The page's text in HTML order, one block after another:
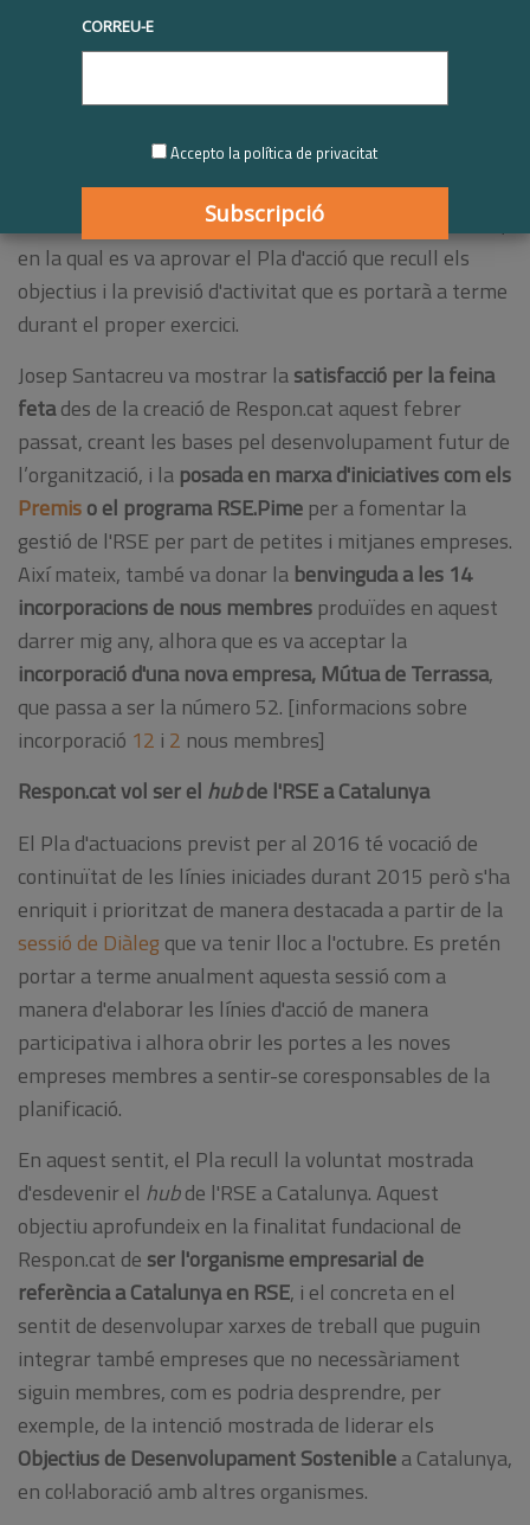
de l'associació va aprovar les línies d'acció del
També es va crear el Consell social integrat per
diferents organitzacions
Aquest dilluns passat va tenir lloc a les 10h, abans dels
Premis Respon.cat, l'assemblea general de l'associació,
en la qual es va aprovar el Pla d'acció que recull els
objectius i la previsió d'activitat que es portarà a terme
durant el proper exercici.
Josep Santacreu va mostrar lasatisfacció per la feina
fetades de la creació de Respon.cat aquest febrer
passat, creant les bases pel desenvolupament futur de
l’organització, i la posada en marxa d'iniciatives com els
Premiso el programa RSE.Pime per a fomentar la
gestió de l'RSE per part de petites i mitjanes empreses.
Així mateix, també va donar la benvinguda a les 14
incorporacions de nous membres produïdes en aquest
darrer mig any, alhora que es va acceptar la
incorporació d'una nova empresa, Mútua de Terrassa,
que passa a ser la número 52. [informacions sobre
incorporació 12 i 2 nous membres]
Respon.cat vol ser el hubde l'RSE a Catalunya
El Pla d'actuacions previst per al 2016 té vocació de
continuïtat de les línies iniciades durant 2015 però s'ha
enriquit i prioritzat de manera destacada a partir de la
sessió de Diàleg que va tenir lloc a l'octubre. Es pretén
portar a terme anualment aquesta sessió com a
manera d'elaborar les línies d'acció de manera
participativa i alhora obrir les portes a les noves
empreses membres a sentir-se coresponsables de la
planificació.
En aquest sentit, el Pla recull la voluntat mostrada
d'esdevenir el hubde l'RSE a Catalunya. Aquest
objectiu aprofundeix en la finalitat fundacional de
Respon.cat de ser l'organisme empresarial de
referència a Catalunya en RSE, i el concreta en el
sentit de desenvolupar xarxes de treball que puguin
integrar també empreses que no necessàriament
siguin membres, com es podria desprendre, per
exemple, de la intenció mostrada de liderar els
Objectius de Desenvolupament Sosteniblea Catalunya,
en col·laboració amb altres organismes.
CORREU-E
Accepto la política de privacitat